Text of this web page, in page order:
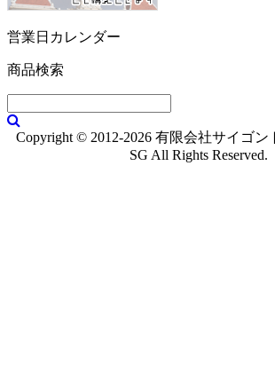
営業日カレンダー
商品検索
Copyright © 2012-2026 有限会社サイゴ
SG All Rights Reserved.